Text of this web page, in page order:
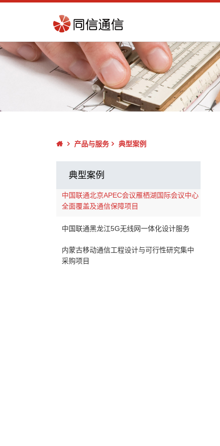
产品与服务 典型案例
典型案例
中国联通北京APEC会议雁栖湖国际会议中心
全面覆盖及通信保障项目
中国联通黑龙江5G无线网一体化设计服务
内蒙古移动通信工程设计与可行性研究集中
采购项目